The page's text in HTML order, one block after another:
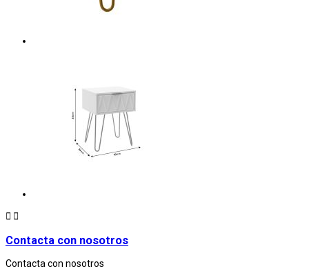
 
Contacta con nosotros
Contacta con nosotros